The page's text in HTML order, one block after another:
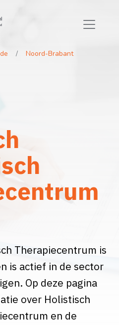
Noord-Brabant
Therapiecentrum is
is actief in de sector
Op deze pagina
over Holistisch
en de